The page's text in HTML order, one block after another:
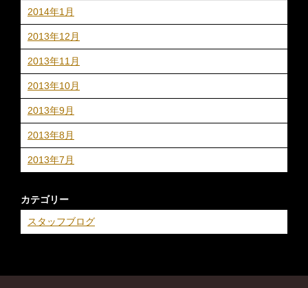
2014年1月
2013年12月
2013年11月
2013年10月
2013年9月
2013年8月
2013年7月
カテゴリー
スタッフブログ